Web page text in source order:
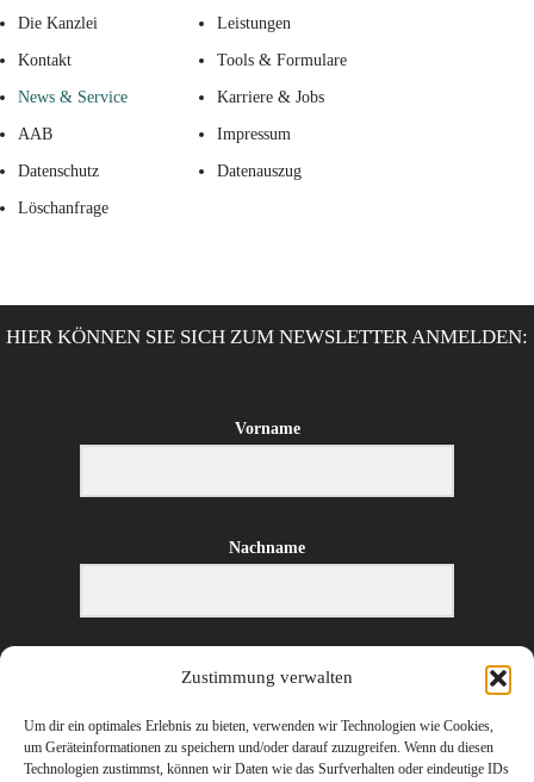
Zustimmung verwalten
Um dir ein optimales Erlebnis zu bieten, verwenden wir Technologien wie Cookies,
um Geräteinformationen zu speichern und/oder darauf zuzugreifen. Wenn du diesen
Technologien zustimmst, können wir Daten wie das Surfverhalten oder eindeutige IDs
Die Kanzlei Leistungen
Kontakt Tools & Formulare
News & Service Karriere & Jobs
AAB Impressum
Datenschutz Datenauszug
Löschanfrage
HIER KÖNNEN SIE SICH ZUM NEWSLETTER ANMELDEN:
Vorname
Nachname
E-Mail-Adresse